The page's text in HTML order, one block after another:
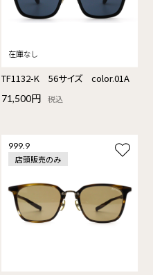
TF1132-K 56サイズ color.01A
71,500円 税込
999.9
店頭販売のみ